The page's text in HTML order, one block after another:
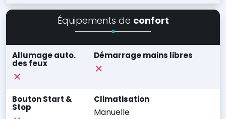
Équipements de confort
Allumage auto.
des feux
Démarrage mains libres
Bouton Start &
Stop
Climatisation
Manuelle